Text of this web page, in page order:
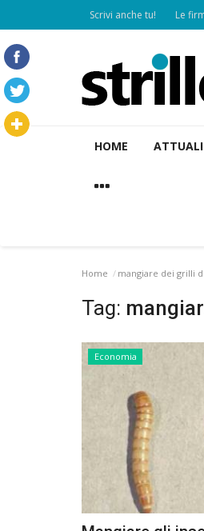
Scrivi anche tu! Le
HOME
Home mangiare dei grilli
Tag:
Economia